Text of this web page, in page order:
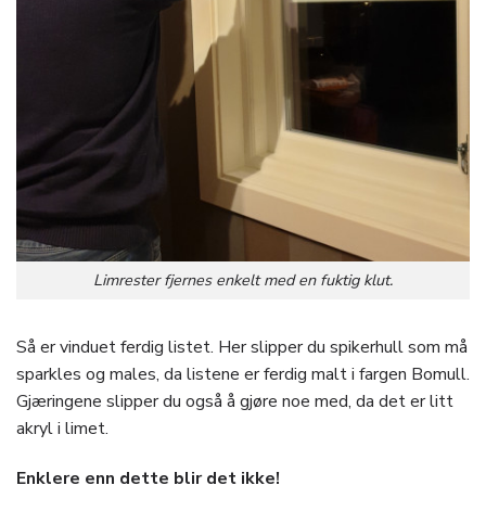
Limrester fjernes enkelt med en fuktig klut.
Så er vinduet ferdig listet. Her slipper du spikerhull som må
sparkles og males, da listene er ferdig malt i fargen Bomull.
Gjæringene slipper du også å gjøre noe med, da det er litt
akryl i limet.
Enklere enn dette blir det ikke!